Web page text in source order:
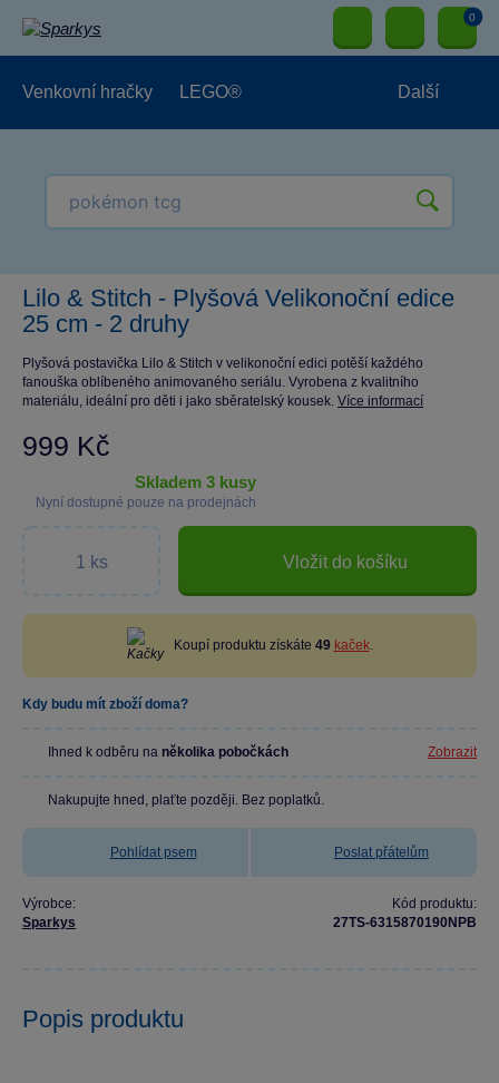
0
Venkovní hračky LEGO® Další
Lilo & Stitch - Plyšová Velikonoční edice
25 cm - 2 druhy
Plyšová postavička Lilo & Stitch v velikonoční edici potěší každého
fanouška oblíbeného animovaného seriálu. Vyrobena z kvalitního
materiálu, ideální pro děti i jako sběratelský kousek. Více informací
999 Kč
skladem 3 kusy
Nyní dostupné pouze na prodejnách
Vložit do košíku
Koupí produktu získáte 49 kaček.
Kdy budu mít zboží doma?
Ihned k odběru na několika pobočkách Zobrazit
Nakupujte hned, plaťte později. Bez poplatků.
Pohlídat psem Poslat přátelům
Výrobce:
Sparkys
Kód produktu:
27TS-6315870190NPB
Popis produktu